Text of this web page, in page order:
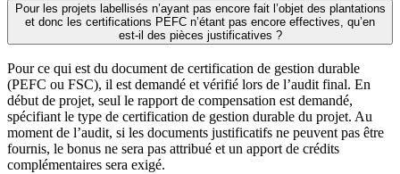
Pour les projets labellisés n’ayant pas encore fait l’objet des plantations
et donc les certifications PEFC n’étant pas encore effectives, qu’en
est-il des pièces justificatives ?
Pour ce qui est du document de certification de gestion durable
(PEFC ou FSC), il est demandé et vérifié lors de l’audit final. En
début de projet, seul le rapport de compensation est demandé,
spécifiant le type de certification de gestion durable du projet. Au
moment de l’audit, si les documents justificatifs ne peuvent pas être
fournis, le bonus ne sera pas attribué et un apport de crédits
complémentaires sera exigé.